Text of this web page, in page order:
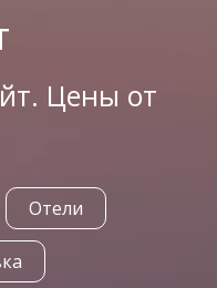
Цены от
Отели